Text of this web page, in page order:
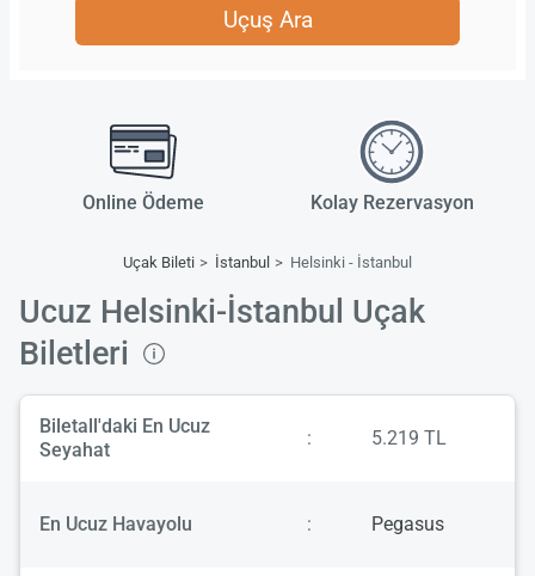
Uçuş Ara
Online Ödeme Kolay Rezervasyon
Uçak Bileti İstanbul Helsinki - İstanbul
Ucuz Helsinki-İstanbul Uçak
Biletleri
Biletall'daki En Ucuz
Seyahat
: 5.219 TL
En Ucuz Havayolu : Pegasus